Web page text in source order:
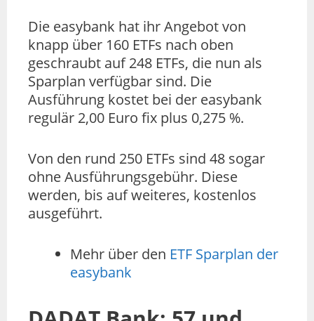
Die easybank hat ihr Angebot von
knapp über 160 ETFs nach oben
geschraubt auf 248 ETFs, die nun als
Sparplan verfügbar sind. Die
Ausführung kostet bei der easybank
regulär 2,00 Euro fix plus 0,275 %.
Von den rund 250 ETFs sind 48 sogar
ohne Ausführungsgebühr. Diese
werden, bis auf weiteres, kostenlos
ausgeführt.
Mehr über den ETF Sparplan der
easybank